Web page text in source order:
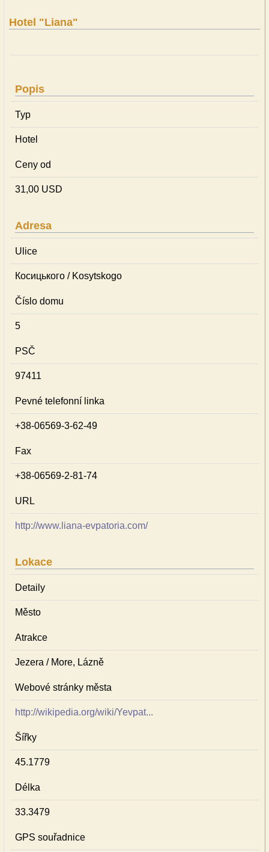
Hotel "Liana"
Popis
Typ
Hotel
Ceny od
31,00 USD
Adresa
Ulice
Косицького / Kosytskogo
Číslo domu
5
PSČ
97411
Pevné telefonní linka
+38-06569-3-62-49
Fax
+38-06569-2-81-74
URL
http://www.liana-evpatoria.com/
Lokace
Detaily
Město
Atrakce
Jezera / More, Lázně
Webové stránky města
http://wikipedia.org/wiki/Yevpat...
Šířky
45.1779
Délka
33.3479
GPS souřadnice